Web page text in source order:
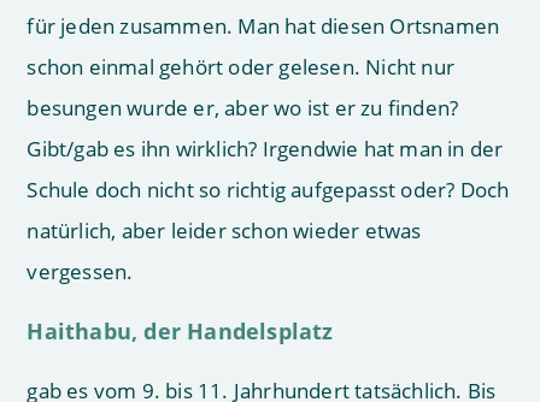
für jeden zusammen. Man hat diesen Ortsnamen
schon einmal gehört oder gelesen. Nicht nur
besungen wurde er, aber wo ist er zu finden?
Gibt/gab es ihn wirklich? Irgendwie hat man in der
Schule doch nicht so richtig aufgepasst oder? Doch
natürlich, aber leider schon wieder etwas
vergessen.
Haithabu, der Handelsplatz
gab es vom 9. bis 11. Jahrhundert tatsächlich. Bis